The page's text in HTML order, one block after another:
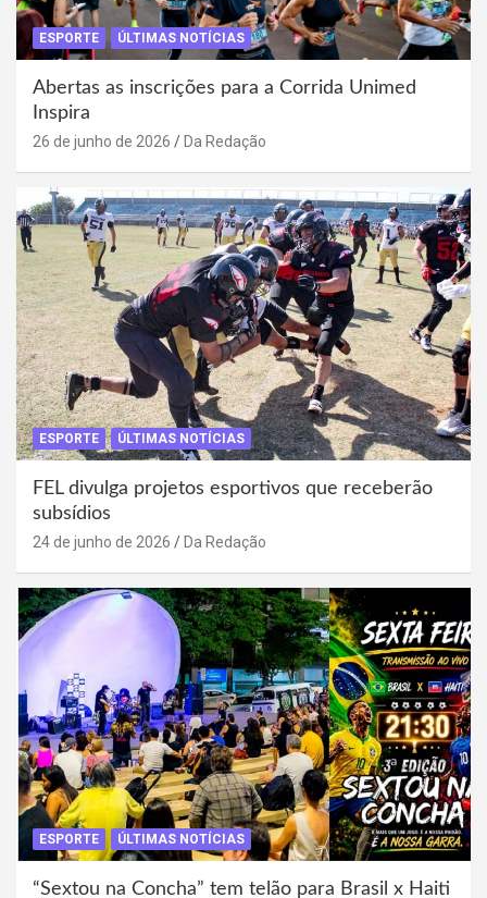
ESPORTE ÚLTIMAS NOTÍCIAS
Abertas as inscrições para a Corrida Unimed
Inspira
26 de junho de 2026 Da Redação
ESPORTE ÚLTIMAS NOTÍCIAS
FEL divulga projetos esportivos que receberão
subsídios
24 de junho de 2026 Da Redação
ESPORTE ÚLTIMAS NOTÍCIAS
“Sextou na Concha” tem telão para Brasil x Haiti